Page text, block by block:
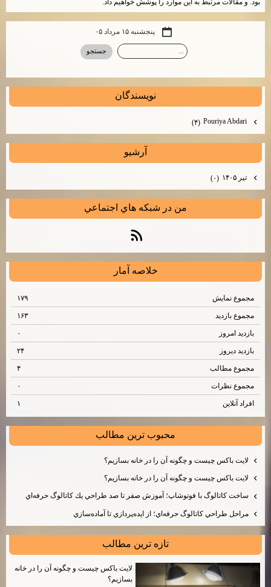
پنجشنبه ۱۵ مرداد ۰۵
نويسندگان
Pouriya Abdari (۴)
آرشيو
تیر ۱۴۰۵ (۰)
من در شبكه هاي اجتماعي
خلاصه آمار
مجموع نمایش‌ ۱۷۹
مجموع بازدید ۱۶۳
بازدید امروز
بازدید دیروز
مجموع مطالب
مجموع نظرات
افراد آنلاین
محبوب ترين مطالب
لايت باكس چيست و چگونه آن را در خانه بسازيم؟
لايت باكس چيست و چگونه آن را در خانه بسازيم؟
ساخت كاتالوگ با فوتوشاپ؛ آموزش صفر تا صد طراحي يك كاتالوگ حرفه‌اي
مراحل طراحي كاتالوگ حرفه‌اي؛ از ايده‌پردازي تا آماده‌سازي
تازه ترين مطالب
لايت باكس چيست و چگونه آن را در خانه
بسازيم؟